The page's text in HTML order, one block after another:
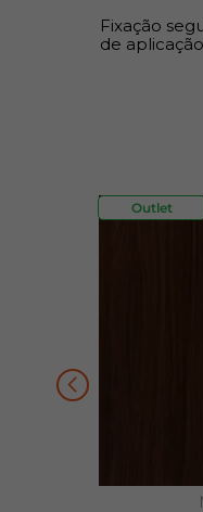
Fixação
de
Outlet